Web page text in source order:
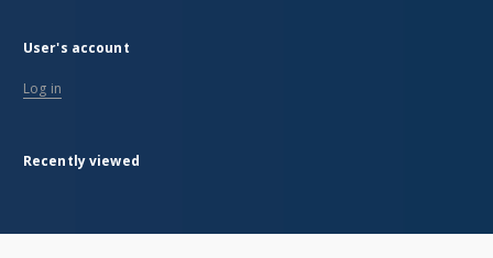
User's account
Log in
Recently viewed